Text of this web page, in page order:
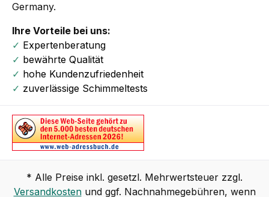
Germany.
Ihre Vorteile bei uns:
✓ Expertenberatung
✓ bewährte Qualität
✓ hohe Kundenzufriedenheit
✓ zuverlässige Schimmeltests
* Alle Preise inkl. gesetzl. Mehrwertsteuer zzgl.
Versandkostenund ggf. Nachnahmegebühren, wenn